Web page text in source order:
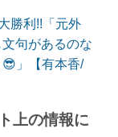
勝利!!「元外
句があるのな
」【有本香/
上の情報に